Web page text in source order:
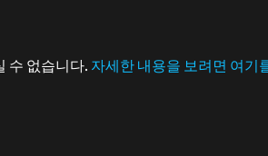
수 없습니다. 자세한 내용을 보려면 여기